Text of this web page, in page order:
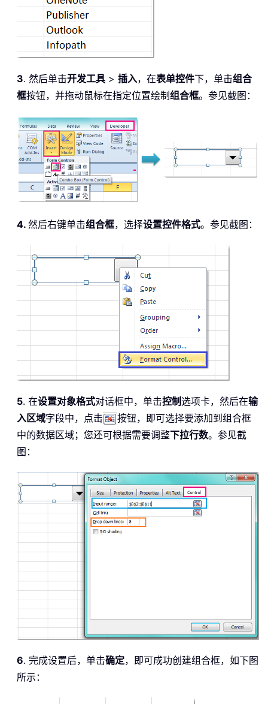
3. 然后单击开发工具 > 插入，在表单控件下，单击组合
框按钮，并拖动鼠标在指定位置绘制 组合框。参见截图：
4. 然后右键单击组合框，选择设置控件格式。参见截图：
5. 在设置对象格式对话框中，单击控制选项卡，然后在输
入区域字段中，点击
按钮，即可选择要添加到组合框
中的数据区域；您还可根据需要调整下拉行数。参见截
图：
6. 完成设置后，单击确定，即可成功创建组合框，如下图
所示：